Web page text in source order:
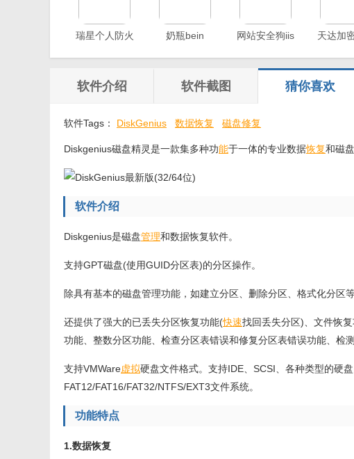
瑞星个人防火
奶瓶bein
网站安全狗iis
天达加
软件介绍 软件截图 猜你喜欢
软件Tags： DiskGenius 数据恢复 磁盘修复
Diskgenius磁盘精灵是一款集多种功能于一体的专业数据恢复和磁
软件介绍
Diskgenius是磁盘管理和数据恢复软件。
支持GPT磁盘(使用GUID分区表)的分区操作。
除具有基本的磁盘管理功能，如建立分区、删除分区、格式化分区等
还提供了强大的已丢失分区恢复功能(快速找回丢失分区)、文件恢
功能、整数分区功能、检查分区表错误和修复分区表错误功能、检
支持VMWare虚拟硬盘文件格式。支持IDE、SCSI、各种类型的硬
FAT12/FAT16/FAT32/NTFS/EXT3文件系统。
功能特点
1.数据恢复